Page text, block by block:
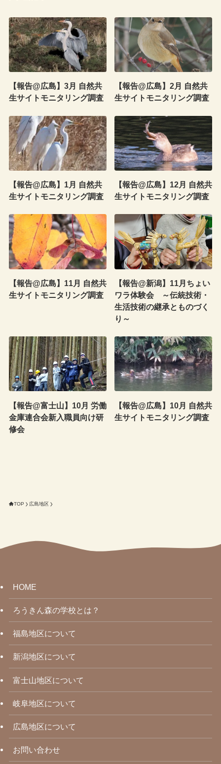
【報告@広島】3月 自然共
生サイトモニタリング調査
【報告@広島】2月 自然共
生サイトモニタリング調査
【報告@広島】1月 自然共
生サイトモニタリング調査
【報告@広島】12月 自然共
生サイトモニタリング調査
【報告@広島】11月 自然共
生サイトモニタリング調査
【報告@新潟】11月ちょい
ワラ体験会 ～伝統技術・
生活技術の継承とものづく
り～
【報告@富士山】10月 労働
金庫連合会新入職員向け研
修会
【報告@広島】10月 自然共
生サイトモニタリング調査
TOP 広島地区
HOME
ろうきん森の学校とは？
福島地区について
新潟地区について
富士山地区について
岐阜地区について
広島地区について
お問い合わせ